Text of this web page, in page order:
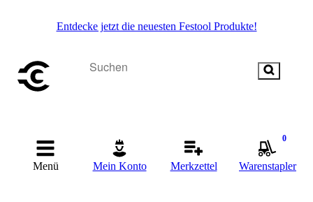
Entdecke jetzt die neuesten Festool Produkte!
Menü Mein Konto Merkzettel
0
Warenstapler